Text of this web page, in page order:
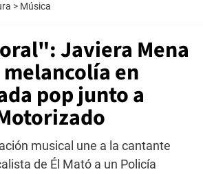
> Música
Javiera Mena
en
pop junto a
musical une a la cantante
de Él Mató a un Policía